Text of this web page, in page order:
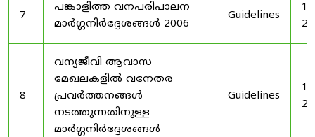
7
പങ്കാളിത്ത വനപരിപാലന
മാർഗ്ഗനിർദ്ദേശങ്ങൾ 2006
Guidelines
8
വന്യജീവി ആവാസ
മേഖലകളിൽ വനേതര
പ്രവർത്തനങ്ങൾ
നടത്തുന്നതിനുള്ള
മാർഗ്ഗനിർദ്ദേശങ്ങൾ
Guidelines